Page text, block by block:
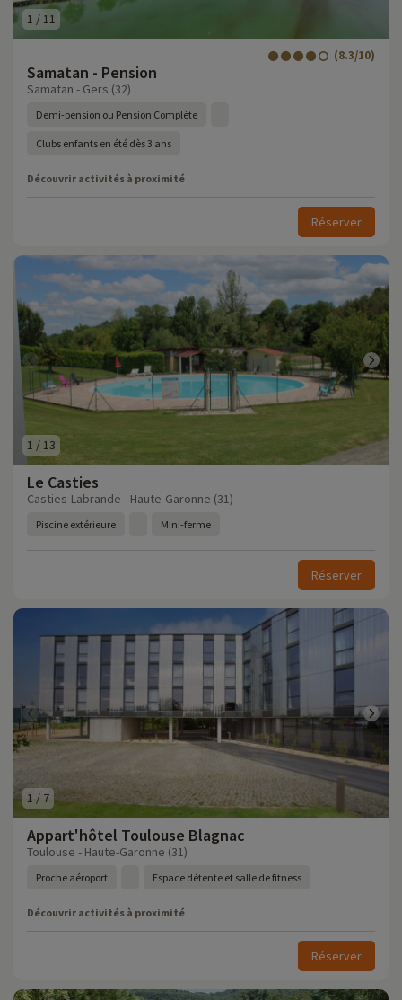
1 / 11
Samatan - Pension
(8.3/10)
Samatan - Gers (32)
Demi-pension ou Pension Complète
Clubs enfants en été dès 3 ans
Découvrir activités à proximité
Réserver
1 / 13
Le Casties
Casties-Labrande - Haute-Garonne (31)
Piscine extérieure Mini-ferme
Réserver
1 / 7
Appart'hôtel Toulouse Blagnac
Toulouse - Haute-Garonne (31)
Proche aéroport Espace détente et salle de fitness
Découvrir activités à proximité
Réserver